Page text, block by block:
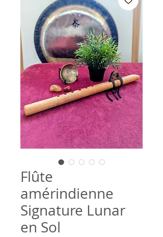
Flûte
amérindienne
Signature Lunar
en Sol